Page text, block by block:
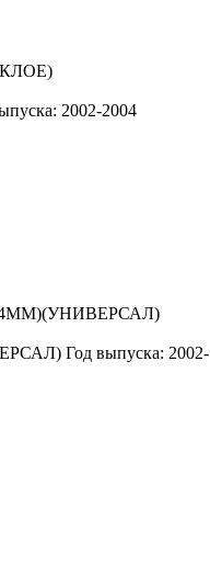
2002-2004
Год выпуска: 2002-